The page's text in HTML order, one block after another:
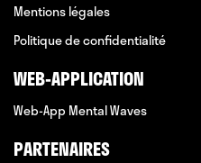
Mentions légales
Politique de confidentialité
WEB-APPLICATION
Web-App Mental Waves
PARTENAIRES